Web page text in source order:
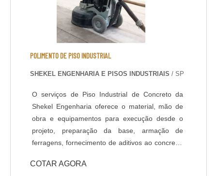
POLIMENTO DE PISO INDUSTRIAL
SHEKEL ENGENHARIA E PISOS INDUSTRIAIS / SP
O serviços de Piso Industrial de Concreto da
Shekel Engenharia oferece o material, mão de
obra e equipamentos para execução desde o
projeto, preparação da base, armação de
ferragens, fornecimento de aditivos ao concreto,
acabamento (polido, float, vassourado,
COTAR AGORA